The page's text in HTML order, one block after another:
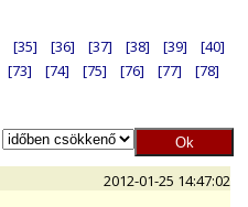
[35] [36] [37] [38] [39]
[40]
[73] [74] [75] [76] [77]
[78]
2012-01-25 14:47:02